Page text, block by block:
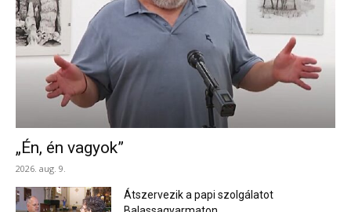
„Én, én vagyok”
2026. aug. 9.
Átszervezik a papi szolgálatot